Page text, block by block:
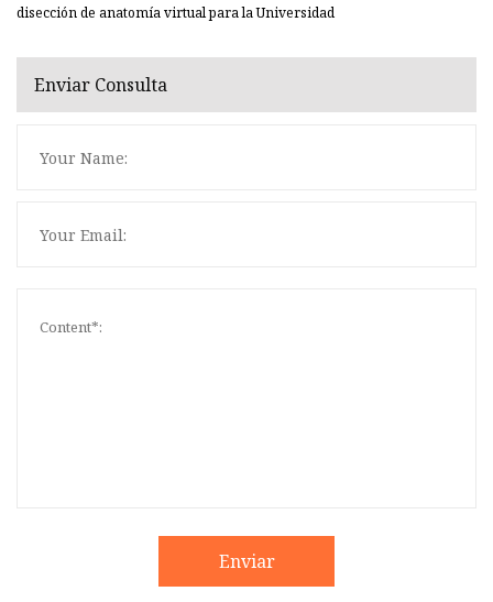
disección de anatomía virtual para la Universidad
Enviar Consulta
Enviar